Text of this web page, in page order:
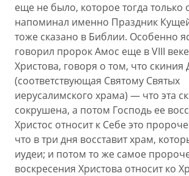
еще не было, которое тогда
напоминал именно Праздник
тоже сказано в Библии. Особенно
говорил пророк Амос еще в VIII
Христова, говоря о том, что скиния
(соответствующая Святому Святых
иерусалимского храма) — что эта
сокрушена, а потом Господь ее
Христос относит к Себе это
что в три дня восставит храм,
иудеи; и потом то же самое
воскресения Христова относит ко